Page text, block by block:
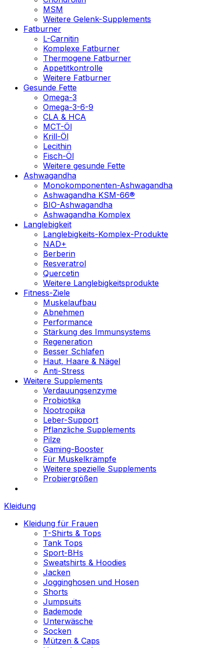
MSM
Weitere Gelenk-Supplements
Fatburner
L-Carnitin
Komplexe Fatburner
Thermogene Fatburner
Appetitkontrolle
Weitere Fatburner
Gesunde Fette
Omega-3
Omega-3-6-9
CLA & HCA
MCT-Öl
Krill-Öl
Lecithin
Fisch-Öl
Weitere gesunde Fette
Ashwagandha
Monokomponenten-Ashwagandha
Ashwagandha KSM-66®
BIO-Ashwagandha
Ashwagandha Komplex
Langlebigkeit
Langlebigkeits-Komplex-Produkte
NAD+
Berberin
Resveratrol
Quercetin
Weitere Langlebigkeitsprodukte
Fitness-Ziele
Muskelaufbau
Abnehmen
Performance
Stärkung des Immunsystems
Regeneration
Besser Schlafen
Haut, Haare & Nägel
Anti-Stress
Weitere Supplements
Verdauungsenzyme
Probiotika
Nootropika
Leber-Support
Pflanzliche Supplements
Pilze
Gaming-Booster
Für Muskelkrämpfe
Weitere spezielle Supplements
Probiergrößen
Kleidung
Kleidung für Frauen
T-Shirts & Tops
Tank Tops
Sport-BHs
Sweatshirts & Hoodies
Jacken
Jogginghosen und Hosen
Shorts
Jumpsuits
Bademode
Unterwäsche
Socken
Mützen & Caps